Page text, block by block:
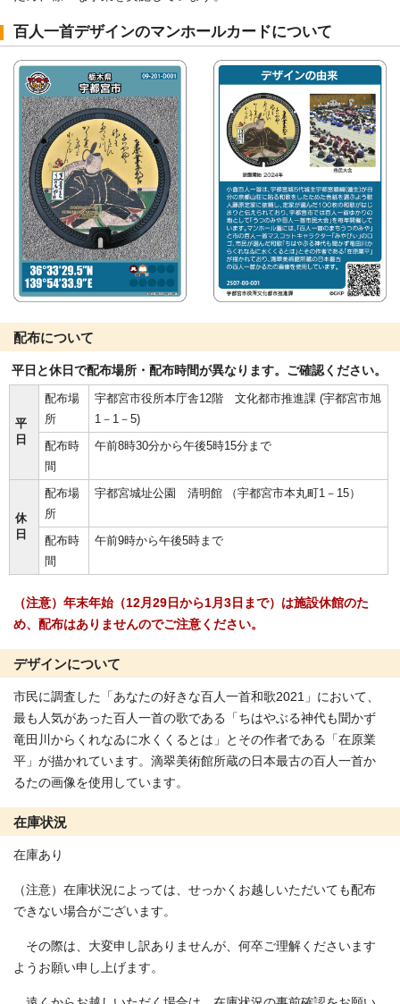
百人一首デザインのマンホールカードについて
配布について
平日と休日で配布場所・配布時間が異なります。ご確認ください。
平
日
配布場
所
宇都宮市役所本庁舎12階 文化都市推進課 (宇都宮市旭
1－1－5)
配布時
間
午前8時30分から午後5時15分まで
休
日
配布場
所
宇都宮城址公園 清明館 （宇都宮市本丸町1－15）
配布時
間
午前9時から午後5時まで
（注意）年末年始（12月29日から1月3日まで）は施設休館のた
め、配布はありませんのでご注意ください。
デザインについて
市民に調査した「あなたの好きな百人一首和歌2021」において、
最も人気があった百人一首の歌である「ちはやぶる神代も聞かず
竜田川からくれなゐに水くくるとは」とその作者である「在原業
平」が描かれています。滴翠美術館所蔵の日本最古の百人一首か
るたの画像を使用しています。
在庫状況
在庫あり
（注意）在庫状況によっては、せっかくお越しいただいても配布
できない場合がございます。
その際は、大変申し訳ありませんが、何卒ご理解くださいます
ようお願い申し上げます。